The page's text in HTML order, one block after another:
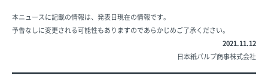
本ニュースに記載の情報は、発表日現在の情報です。
予告なしに変更される可能性もありますのであらかじめご了承ください。
2021.11.12
日本紙パルプ商事株式会社